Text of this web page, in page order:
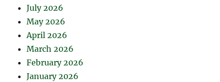
July 2026
May 2026
April 2026
March 2026
February 2026
January 2026